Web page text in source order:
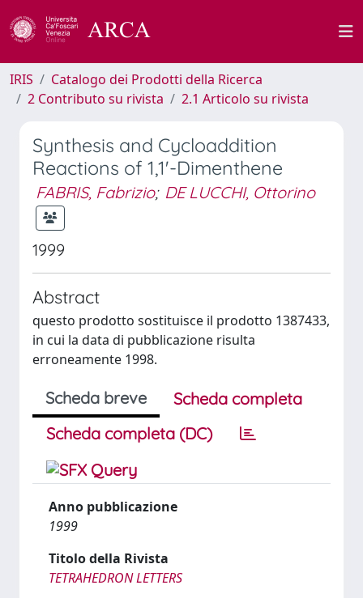
IRIS
Catalogo dei Prodotti della Ricerca
2 Contributo su rivista
2.1 Articolo su rivista
Synthesis and Cycloaddition
Reactions of 1,1'-Dimenthene
FABRIS, Fabrizio; DE LUCCHI, Ottorino
1999
Abstract
questo prodotto sostituisce il prodotto 1387433,
in cui la data di pubblicazione risulta
erroneamente 1998.
Scheda breve
Scheda completa
Scheda completa (DC)
Anno pubblicazione
1999
Titolo della Rivista
TETRAHEDRON LETTERS